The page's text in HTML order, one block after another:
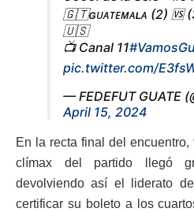
🇬🇹ɢᴜᴀᴛᴇᴍᴀʟᴀ (2) 🆚
🇺🇸
📺 Canal 11
pic.twitter.com/
— FEDEFUT GUATE
April 15, 2024
En la recta final del encuentro,
clímax del partido llegó
devolviendo así el liderato
certificar su boleto a los